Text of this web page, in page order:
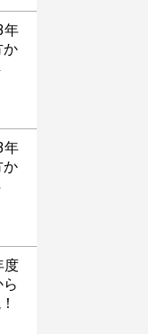
年
か
年
か
度